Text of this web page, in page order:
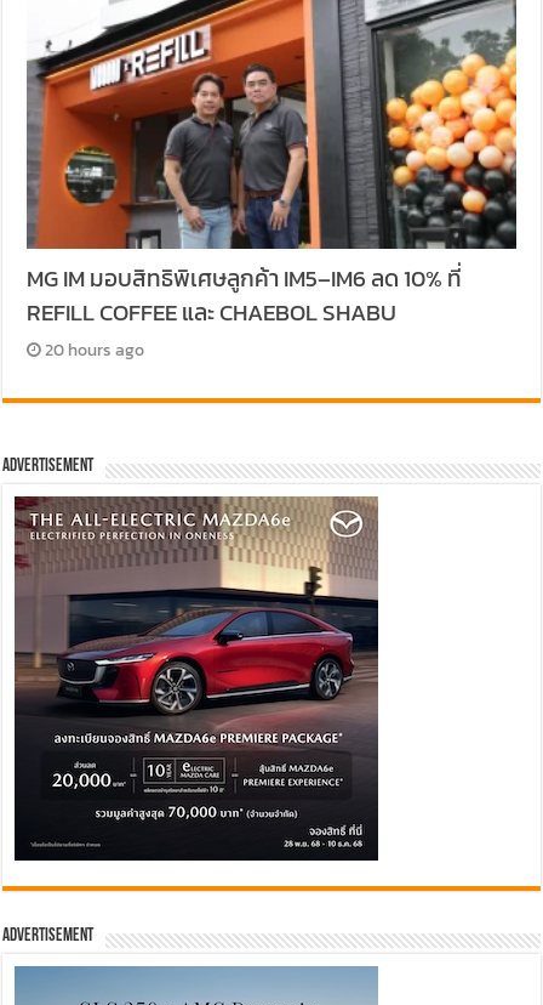
MG IM มอบสิทธิพิเศษลูกค้า IM5–IM6 ลด 10% ที่
REFILL COFFEE และ CHAEBOL SHABU
20 hours ago
Advertisement
Advertisement